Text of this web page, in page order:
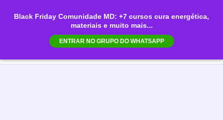
Black Friday Comunidade MD: +7 cursos cura energética,
materiais e muito mais...
ENTRAR NO GRUPO DO WHATSAPP
para